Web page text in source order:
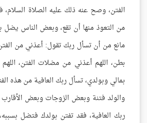
الفتن، وصح عنه ذلك عليه الصلاة السلام،
من التعوذ منها أن تقع، وبعض الناس يضل
مانع من أن تسأل ربك تقول: أعذني من
بطن، اللهم أعذني من مضلات الفتن،
بمالي وبولدي، تسأل ربك العافية من هذه
والولد فتنة وبعض الزوجات وبعض
ربك العافية، فقد تفتن بولدك فتضل